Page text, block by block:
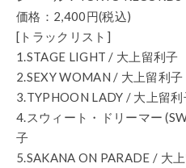
価格：2,400円(税込)
[トラックリスト]
1.STAGE LIGHT / 大上留利子
2.SEXY WOMAN / 大上留利子
3.TYPHOON LADY / 大上留利
4.スウィート・ドリーマー
子
5.SAKANA ON PARADE / 大